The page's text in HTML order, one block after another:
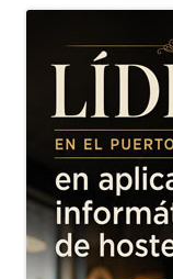
principal